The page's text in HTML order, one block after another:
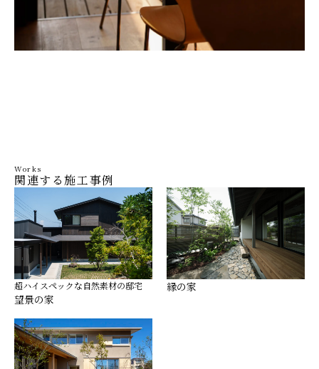
Works
関連する施工事例
超ハイスペックな自然素材の邸宅
望景の家
縁の家